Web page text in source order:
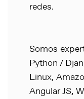
redes.
Somos
Python /
Linux,
Angular JS,